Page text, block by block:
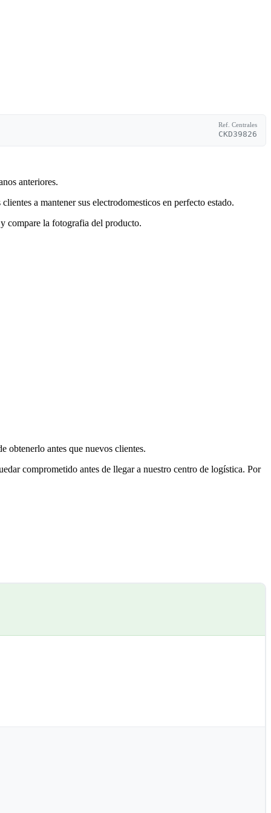
Ref. Centrales
CKD39826
anteriores.
a mantener sus electrodomesticos en perfecto estado.
compare la fotografia del producto.
obtenerlo antes que nuevos clientes.
comprometido antes de llegar a nuestro centro de logística. Por